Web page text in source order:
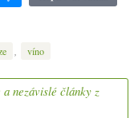
, víno
a nezávislé články z